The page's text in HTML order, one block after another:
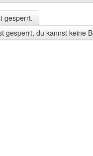
gesperrt.
gesperrt, du kannst keine